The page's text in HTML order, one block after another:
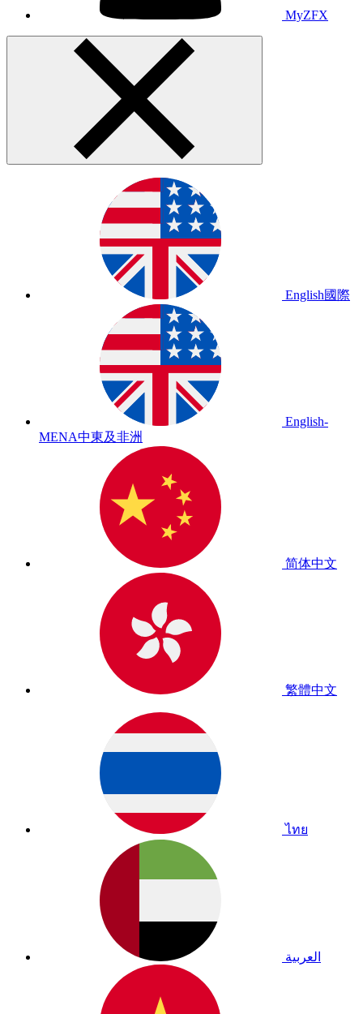
MyZFX
English國際
English-
MENA中東及非洲
简体中文
繁體中文
ไทย
العربية